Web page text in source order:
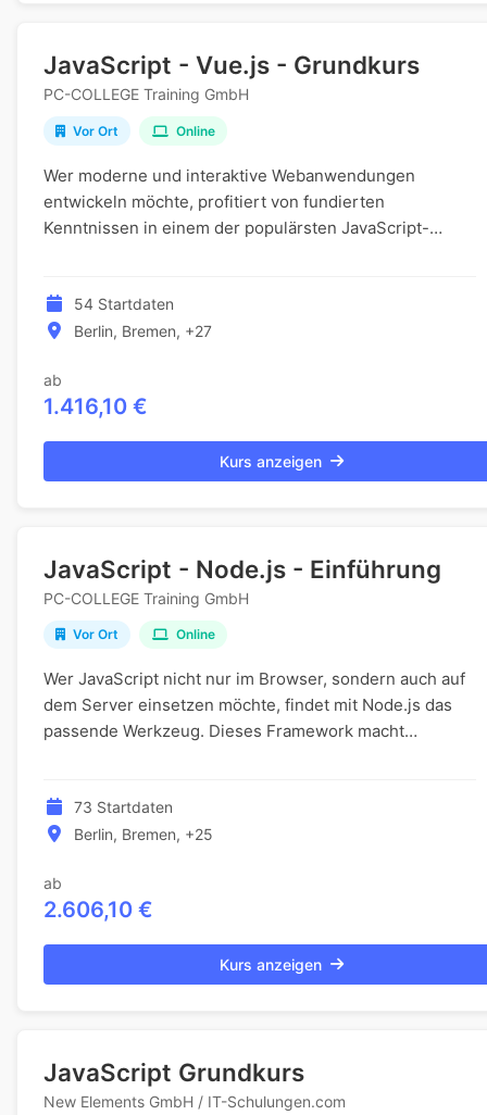
JavaScript - Vue.js - Grundkurs
PC-COLLEGE Training GmbH
Vor Ort Online
Wer moderne und interaktive Webanwendungen
entwickeln möchte, profitiert von fundierten
Kenntnissen in einem der populärsten JavaScript-
54 Startdaten
Berlin, Bremen, +27
ab
1.416,10 €
Kurs anzeigen
JavaScript - Node.js - Einführung
PC-COLLEGE Training GmbH
Vor Ort Online
Wer JavaScript nicht nur im Browser, sondern auch auf
dem Server einsetzen möchte, findet mit Node.js das
passende Werkzeug. Dieses Framework macht
73 Startdaten
Berlin, Bremen, +25
ab
2.606,10 €
Kurs anzeigen
JavaScript Grundkurs
New Elements GmbH / IT-Schulungen.com